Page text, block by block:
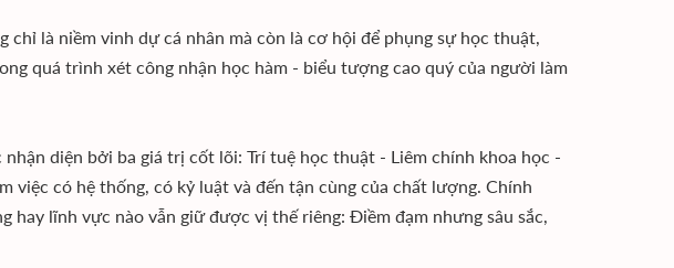
chỉ là niềm vinh dự cá nhân mà còn là cơ hội để phụng sự học thuật,
quá trình xét công nhận học hàm - biểu tượng cao quý của người làm
diện bởi ba giá trị cốt lõi: Trí tuệ học thuật - Liêm chính khoa học -
việc có hệ thống, có kỷ luật và đến tận cùng của chất lượng. Chính
hay lĩnh vực nào vẫn giữ được vị thế riêng: Điềm đạm nhưng sâu sắc,